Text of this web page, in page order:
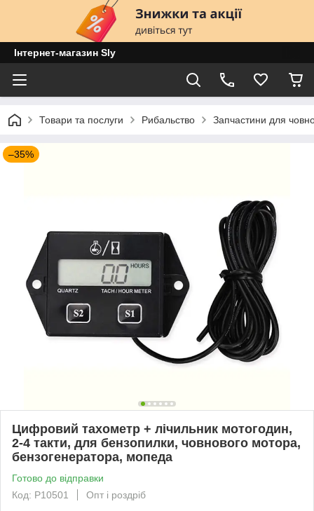
Інтернет-магазин Sly
Товари та послуги Рибальство Запчастини для
–35%
Цифровий тахометр + лічильник мотогодин,
2-4 такти, для бензопилки, човнового мотора,
бензогенератора, мопеда
Готово до відправки
Код: P10501
Опт і роздріб